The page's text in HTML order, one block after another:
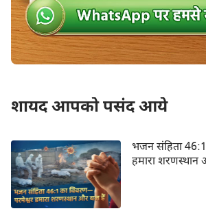
शायद आपको पसंद आये
भजन संहिता
हमारा